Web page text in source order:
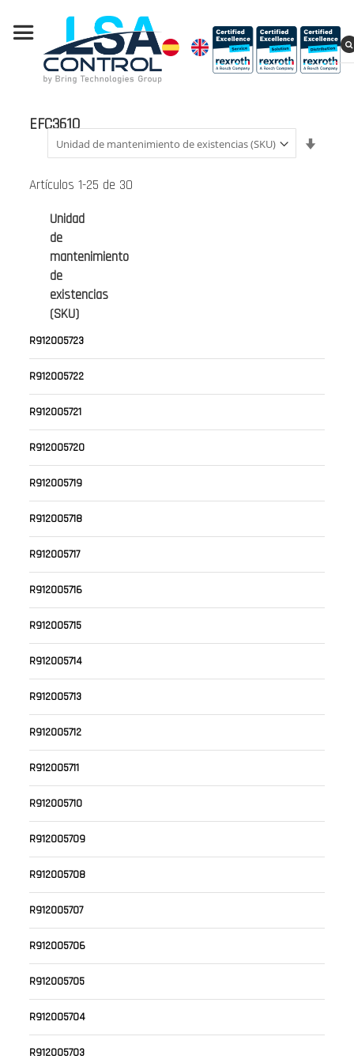
EFC3610
Artículos1-25 de 30
Unidad
de
mantenimiento
de
existencias
(SKU)
R912005723
R912005722
R912005721
R912005720
R912005719
R912005718
R912005717
R912005716
R912005715
R912005714
R912005713
R912005712
R912005711
R912005710
R912005709
R912005708
R912005707
R912005706
R912005705
R912005704
R912005703